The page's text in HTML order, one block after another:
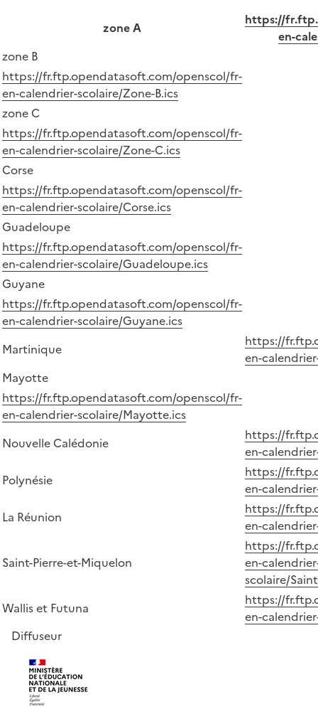
zone A
https://
en-
zone B
https://fr.ftp.opendatasoft.com/openscol/fr-
en-calendrier-scolaire/Zone-B.ics
zone C
https://fr.ftp.opendatasoft.com/openscol/fr-
en-calendrier-scolaire/Zone-C.ics
Corse
https://fr.ftp.opendatasoft.com/openscol/fr-
en-calendrier-scolaire/Corse.ics
Guadeloupe
https://fr.ftp.opendatasoft.com/openscol/fr-
en-calendrier-scolaire/Guadeloupe.ics
Guyane
https://fr.ftp.opendatasoft.com/openscol/fr-
en-calendrier-scolaire/Guyane.ics
Martinique
https://
en-
Mayotte
https://fr.ftp.opendatasoft.com/openscol/fr-
en-calendrier-scolaire/Mayotte.ics
Nouvelle Calédonie
https://
en-
Polynésie
https://
en-
La Réunion
https://
en-
Saint-Pierre-et-Miquelon
https://
en-
scolaire/
Wallis et Futuna
https://
en-
Diffuseur